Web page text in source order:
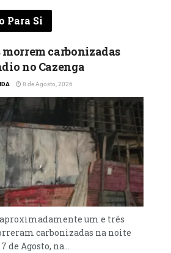
Para Si
carbonizadas
no Cazenga
8 de Agosto, 2026
aproximadamente um e três
carbonizadas na noite
de Agosto, na...